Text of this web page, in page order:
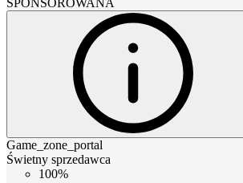
Game_zone_portal
Świetny sprzedawca
100%